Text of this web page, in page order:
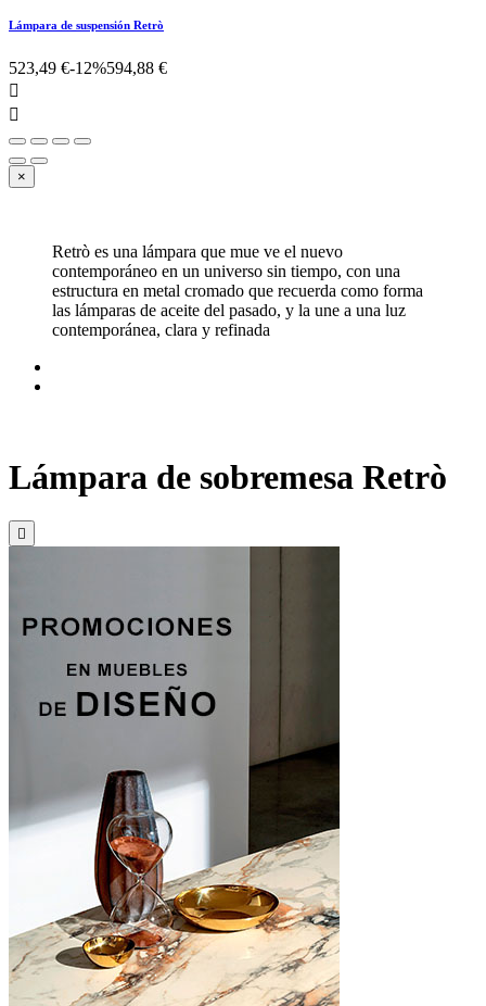
Lámpara de suspensión Retrò
523,49 €-12%594,88 €


×
Retrò es una lámpara que mue ve el nuevo
contemporáneo en un universo sin tiempo, con una
estructura en metal cromado que recuerda como forma
las lámparas de aceite del pasado, y la une a una luz
contemporánea, clara y refinada
Lámpara de sobremesa Retrò
